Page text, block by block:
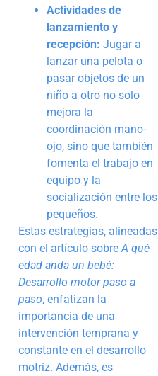
Actividades de
lanzamiento y
recepción: Jugar a
lanzar una pelota o
pasar objetos de un
niño a otro no solo
mejora la
coordinación mano-
ojo, sino que también
fomenta el trabajo en
equipo y la
socialización entre los
pequeños.
Estas estrategias, alineadas
con el artículo sobre A qué
edad anda un bebé:
Desarrollo motor paso a
paso, enfatizan la
importancia de una
intervención temprana y
constante en el desarrollo
motriz. Además, es